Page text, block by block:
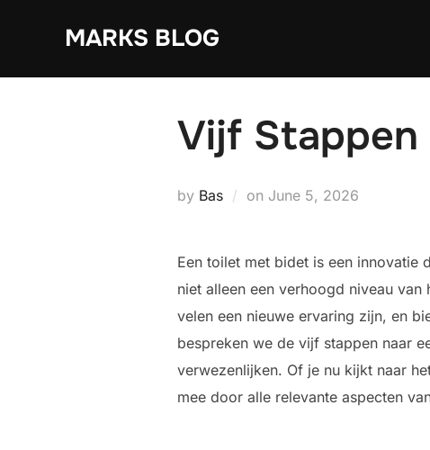
MARKS BLOG
Vijf Stappen
by Bas on Posted
June 5, 2026
Een toilet met bidet is een innovatie
niet alleen een verhoogd niveau
velen een nieuwe ervaring zijn, en
bespreken we de vijf stappen naar
verwezenlijken. Of je nu kijkt naar
mee door alle relevante aspecten